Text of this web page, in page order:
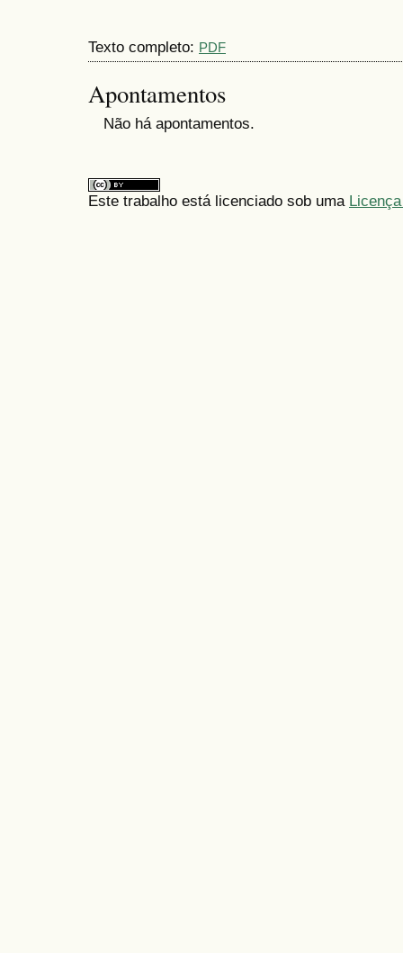
Texto completo: PDF
Apontamentos
Não há apontamentos.
Este trabalho está licenciado sob uma